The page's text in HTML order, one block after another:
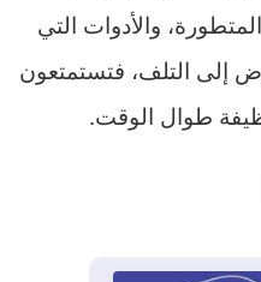
والأدوات التي
إلى التلف، فتستمتعون
طوال الوقت.